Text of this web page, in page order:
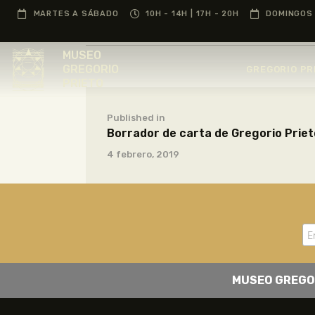
MARTES A SÁBADO 10H - 14H | 17H - 20H
MUSEO
Published in
Borrador de carta de Gregorio
4 febrero, 2019
MUSEO